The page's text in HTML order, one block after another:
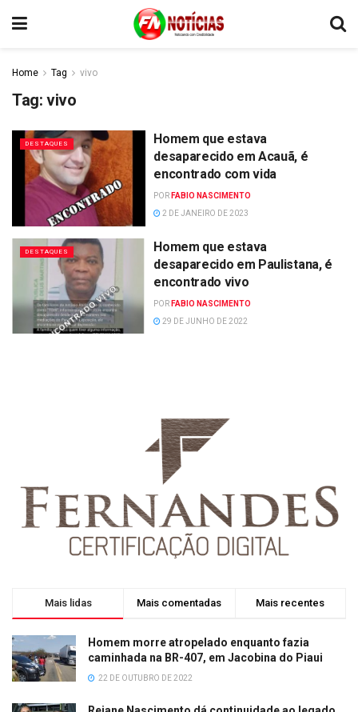
Home Tag vivo
Tag: vivo
DESTAQUES
Homem que estava
desaparecido em Acauã, é
encontrado com vida
POR FABIO NASCIMENTO
2 DE JANEIRO DE 2023
DESTAQUES
Homem que estava
desaparecido em Paulistana, é
encontrado vivo
POR FABIO NASCIMENTO
29 DE JUNHO DE 2022
Mais lidas Mais comentadas Mais recentes
Homem morre atropelado enquanto fazia
caminhada na BR-407, em Jacobina do Piaui
22 DE OUTUBRO DE 2022